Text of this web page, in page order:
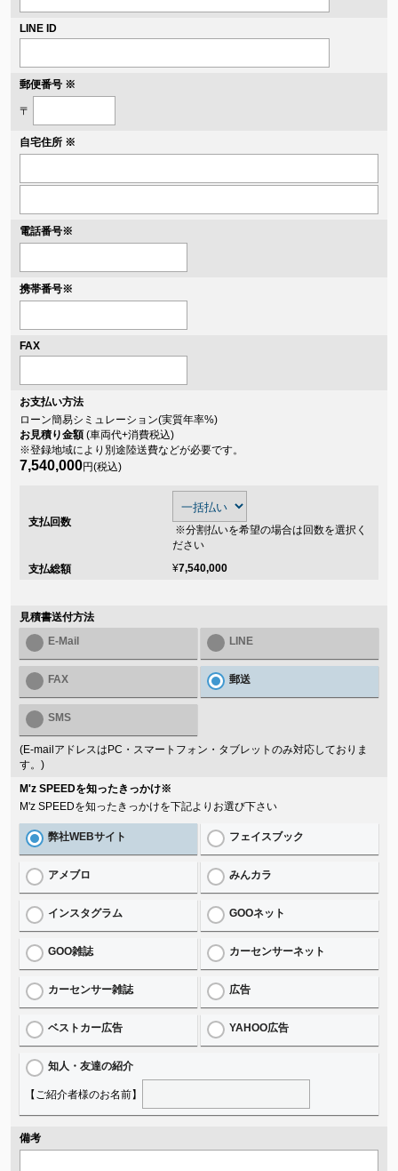
LINE ID
郵便番号 ※
〒
自宅住所 ※
電話番号※
携帯番号※
FAX
お支払い方法
ローン簡易シミュレーション(実質年率%)
お見積り金額(車両代+消費税込)
※登録地域により別途陸送費などが必要です。
7,540,000円(税込)
支払回数
※分割払いを希望の場合は回数を選択く
ださい
支払総額
¥7,540,000
見積書送付方法
E-Mail
LINE
FAX 郵送
SMS
(E-mailアドレスはPC・スマートフォン・タブレットのみ対応しておりま
す。)
M'z SPEEDを知ったきっかけ※
M'z SPEEDを知ったきっかけを下記よりお選び下さい
弊社WEBサイト フェイスブック
アメブロ みんカラ
インスタグラム GOOネット
GOO雑誌 カーセンサーネット
カーセンサー雑誌 広告
ベストカー広告 YAHOO広告
知人・友達の紹介
【ご紹介者様のお名前】
備考